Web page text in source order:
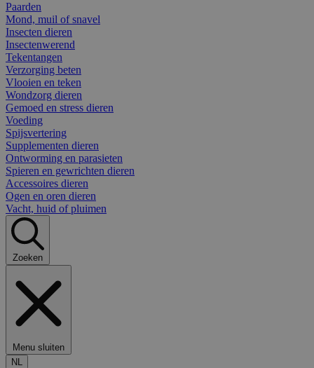
Paarden
Mond, muil of snavel
Insecten dieren
Insectenwerend
Tekentangen
Verzorging beten
Vlooien en teken
Wondzorg dieren
Gemoed en stress dieren
Voeding
Spijsvertering
Supplementen dieren
Ontworming en parasieten
Spieren en gewrichten dieren
Accessoires dieren
Ogen en oren dieren
Vacht, huid of pluimen
Zoeken
Menu sluiten
NL